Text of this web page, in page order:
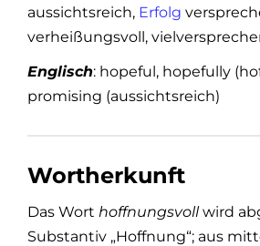
aussichtsreich, Erfolg
verheißungsvoll,
Englisch: hopeful, hopefully
promising (aussichtsreich)
Wortherkunft
Das Wort hoffnungsvollwird
Substantiv „Hoffnung“; aus